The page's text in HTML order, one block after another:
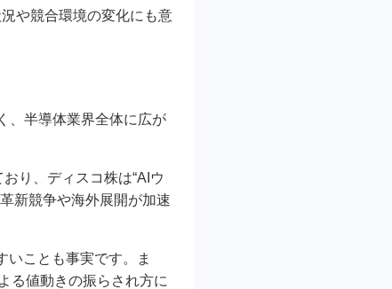
や競合環境の変化にも意
、半導体業界全体に広が
り、ディスコ株は“AIウ
新競争や海外展開が加速
いことも事実です。ま
る値動きの振らされ方に